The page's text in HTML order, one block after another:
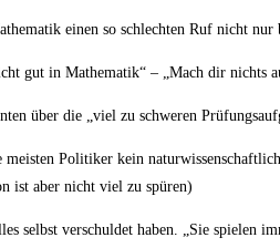
einen so schlechten Ruf nicht
gut in Mathematik“ – „Mach dir nichts
über die „viel zu schweren
Politiker kein
ist aber nicht viel zu spüren)
selbst verschuldet haben. „Sie spielen